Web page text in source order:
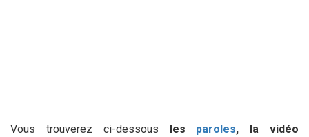
Vous trouverez ci-dessous les paroles, la vidéo